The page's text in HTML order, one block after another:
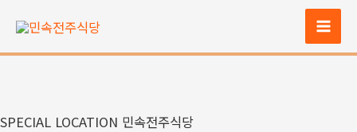
츠
너
Main
SPECIAL LOCATION 민속전주식당